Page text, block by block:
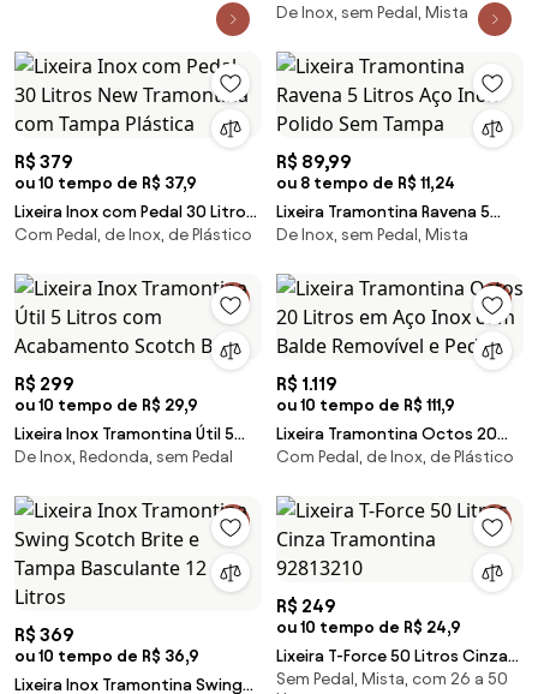
Piemonte 40 Litros Acetinado
Tampa Basculante Cinza em
Polipropileno
De Inox, sem Pedal, Mista
R$ 379
ou 10 tempo de R$ 37,9
Lixeira Inox com Pedal 30 Litros
New Tramontina com Tampa
Com Pedal, de Inox, de Plástico
R$ 89,99
ou 8 tempo de R$ 11,24
Lixeira Tramontina Ravena 5
Litros Aço Inox Polido Sem
De Inox, sem Pedal, Mista
R$ 299
ou 10 tempo de R$ 29,9
Lixeira Inox Tramontina Útil 5
Litros com Acabamento
De Inox, Redonda, sem Pedal
R$ 1.119
ou 10 tempo de R$ 111,9
Lixeira Tramontina Octos 20
Litros em Aço Inox com Balde
Com Pedal, de Inox, de Plástico
R$ 369
ou 10 tempo de R$ 36,9
Lixeira Inox Tramontina Swing
R$ 249
ou 10 tempo de R$ 24,9
Lixeira T-Force 50 Litros Cinza
Tramontina 92813210
Sem Pedal, Mista, com 26 a 50